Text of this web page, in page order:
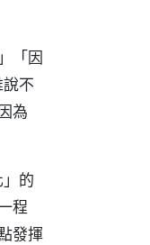
「因
不
為
的
程
發揮